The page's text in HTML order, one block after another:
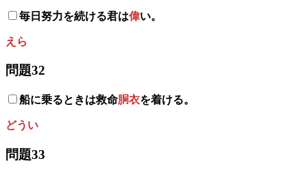
毎日努力を続ける君は偉い。
えら
問題32
船に乗るときは救命胴衣を着ける。
どうい
問題33